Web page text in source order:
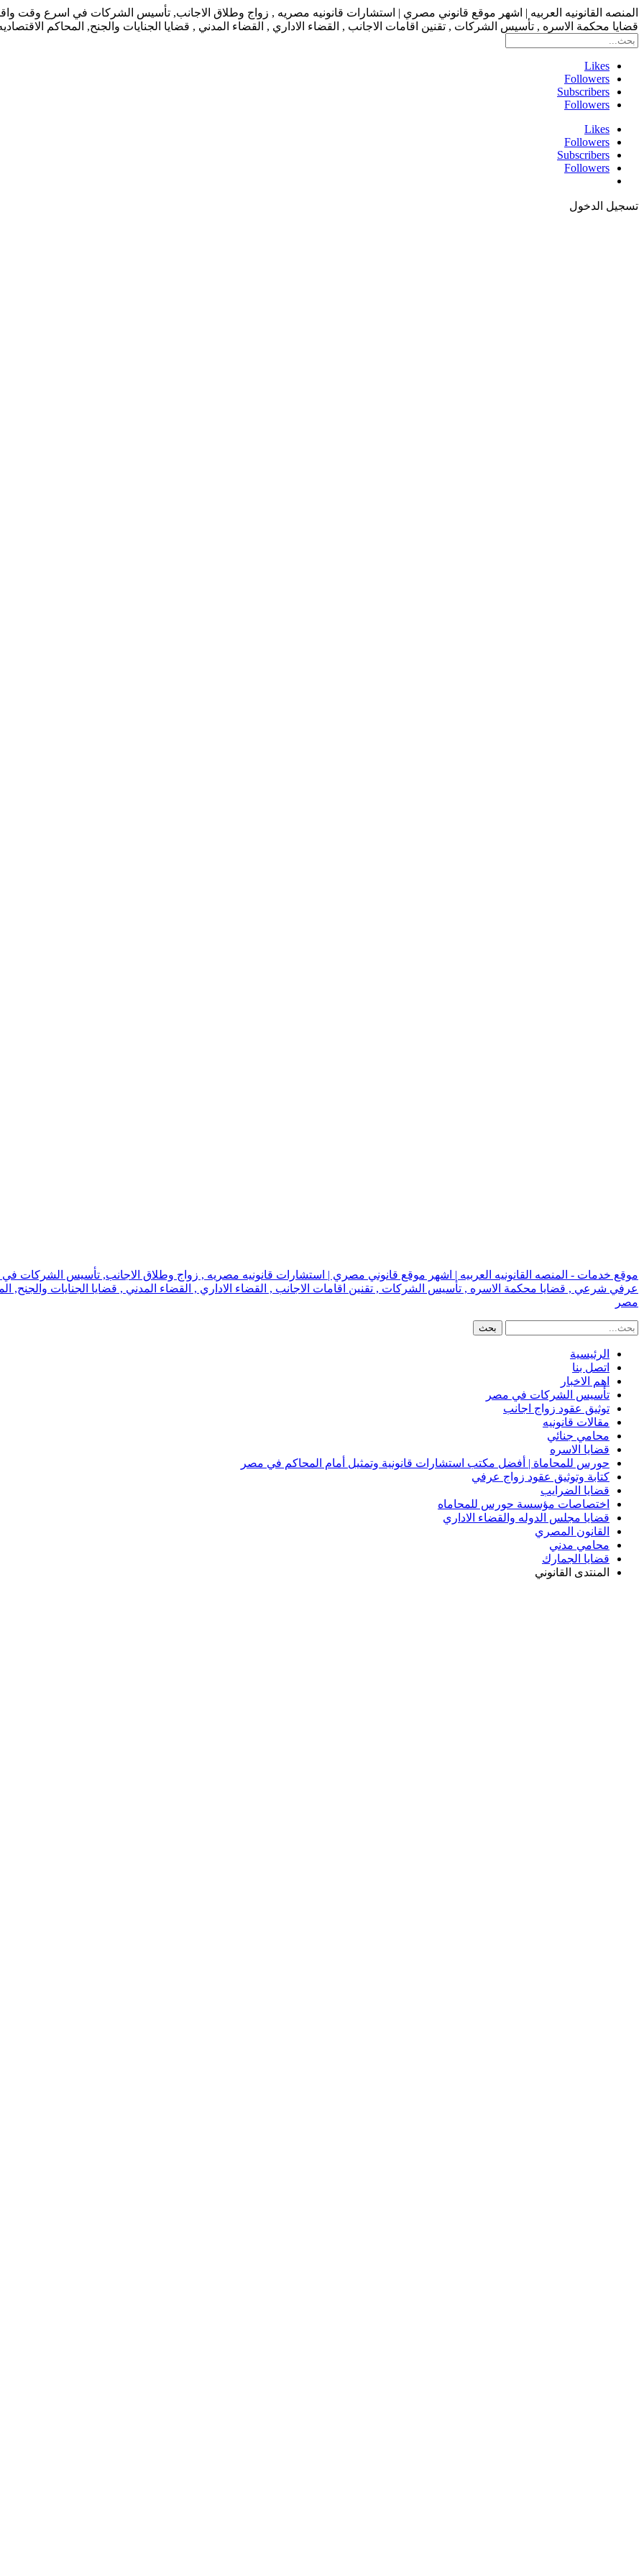
المنصه القانونيه العربيه | اشهر موقع قانوني مصري | استشارات قانونيه مصريه , زواج وطلاق الاجانب, تأسيس الشركات في اسرع وقت
قضايا محكمة الاسره , تأسيس الشركات , تقنين اقامات الاجانب , القضاء الاداري , القضاء المدني , قضايا الجنايات والجنح, المحاكم
Likes
Followers
Subscribers
Followers
Likes
Followers
Subscribers
Followers
تسجيل الدخول
موقع خدمات - المنصه القانونيه العربيه | اشهر موقع قانوني مصري | استشارات قانونيه مصريه , زواج وطلاق الاجانب, تأسيس الشركات في
عرفي شرعي , قضايا محكمة الاسره , تأسيس الشركات , تقنين اقامات الاجانب , القضاء الاداري , القضاء المدني , قضايا الجنايات والجنح,
مصر
الرئيسية
اتصل بنا
اهم الاخبار
تأسيس الشركات في مصر
توثيق عقود زواج اجانب
مقالات قانونيه
محامي جنائي
قضايا الاسره
حورس للمحاماة | أفضل مكتب استشارات قانونية وتمثيل أمام المحاكم في مصر
كتابة وتوثيق عقود زواج عرفي
قضايا الضرايب
اختصاصات مؤسسة حورس للمحاماه
قضايا مجلس الدوله والقضاء الاداري
القانون المصري
محامي مدني
قضايا الجمارك
المنتدى القانوني